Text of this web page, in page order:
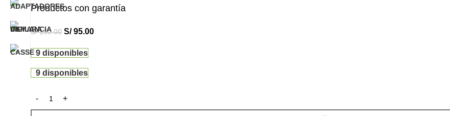
Productos con garantía
S/130.00 S/95.00
9 disponibles
9 disponibles